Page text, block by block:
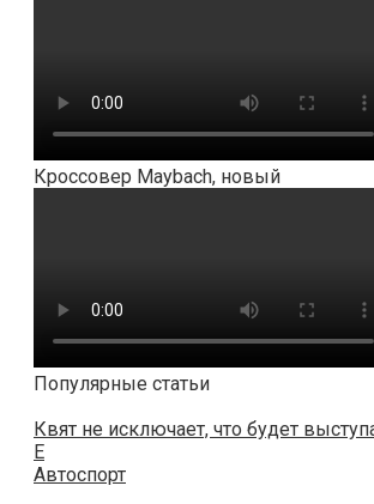
Кроссовер Maybach, новый
Популярные статьи
Квят не исключает, что будет
E
Автоспорт